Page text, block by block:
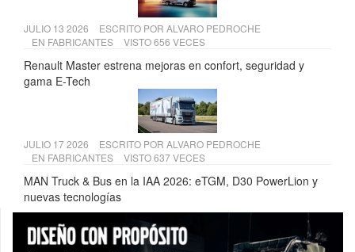
JULIO 13 2026 ESCRITO POR ALVARO PEDROCHE
EN FABRICANTES VISTO 656 VECES
Renault Master estrena mejoras en confort, seguridad y
gama E-Tech
JULIO 17 2026 ESCRITO POR ALVARO PEDROCHE
EN FABRICANTES VISTO 637 VECES
MAN Truck & Bus en la IAA 2026: eTGM, D30 PowerLion y
nuevas tecnologías